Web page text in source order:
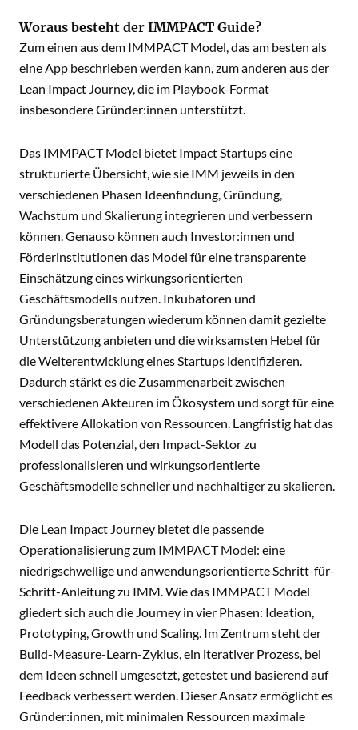
Woraus besteht der IMMPACT Guide?
Zum einen aus dem IMMPACT Model, das am besten als
eine App beschrieben werden kann, zum anderen aus der
Lean Impact Journey, die im Playbook-Format
insbesondere Gründer:innen unterstützt.
Das IMMPACT Model bietet Impact Startups eine
strukturierte Übersicht, wie sie IMM jeweils in den
verschiedenen Phasen Ideenfindung, Gründung,
Wachstum und Skalierung integrieren und verbessern
können. Genauso können auch Investor:innen und
Förderinstitutionen das Model für eine transparente
Einschätzung eines wirkungsorientierten
Geschäftsmodells nutzen. Inkubatoren und
Gründungsberatungen wiederum können damit gezielte
Unterstützung anbieten und die wirksamsten Hebel für
die Weiterentwicklung eines Startups identifizieren.
Dadurch stärkt es die Zusammenarbeit zwischen
verschiedenen Akteuren im Ökosystem und sorgt für eine
effektivere Allokation von Ressourcen. Langfristig hat das
Modell das Potenzial, den Impact-Sektor zu
professionalisieren und wirkungsorientierte
Geschäftsmodelle schneller und nachhaltiger zu skalieren.
Die Lean Impact Journey bietet die passende
Operationalisierung zum IMMPACT Model: eine
niedrigschwellige und anwendungsorientierte Schritt-für-
Schritt-Anleitung zu IMM. Wie das IMMPACT Model
gliedert sich auch die Journey in vier Phasen: Ideation,
Prototyping, Growth und Scaling. Im Zentrum steht der
Build-Measure-Learn-Zyklus, ein iterativer Prozess, bei
dem Ideen schnell umgesetzt, getestet und basierend auf
Feedback verbessert werden. Dieser Ansatz ermöglicht es
Gründer:innen, mit minimalen Ressourcen maximale